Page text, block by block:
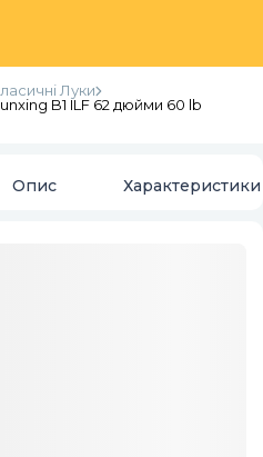
Луки
B1 ILF 62 дюйми 60 lb
Опис Характеристики